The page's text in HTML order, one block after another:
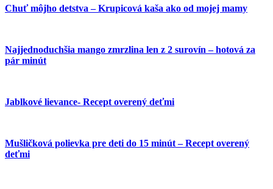
Chuť môjho detstva – Krupicová kaša ako od mojej mamy
Najjednoduchšia mango zmrzlina len z 2 surovín – hotová za
pár minút
Jablkové lievance- Recept overený deťmi
Mušličková polievka pre deti do 15 minút – Recept overený
deťmi